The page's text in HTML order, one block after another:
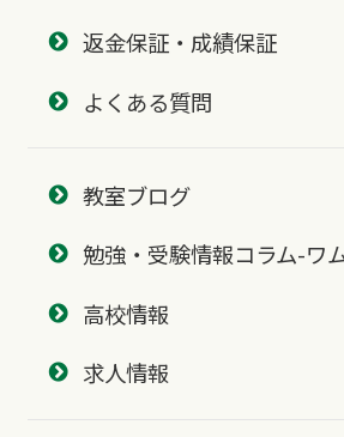
返金保証・成績保証
よくある質問
教室ブログ
勉強・受験情報コラム-ワ
高校情報
求人情報